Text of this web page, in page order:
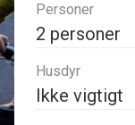
Personer
2 personer
Husdyr
Ikke vigtigt